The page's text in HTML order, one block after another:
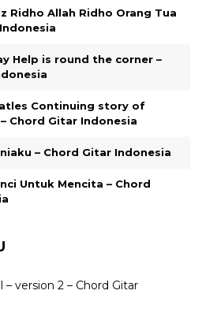
Ridho Allah Ridho Orang Tua
Help is round the corner –
Continuing story of
Chord Gitar Indonesia
– Chord Gitar Indonesia
Untuk Mencita – Chord
version 2 – Chord Gitar